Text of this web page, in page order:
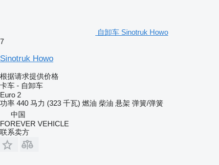
自卸车 Sinotruk Howo
7
Sinotruk Howo
根据请求提供价格
卡车 - 自卸车
Euro 2
功率 440 马力 (323 千瓦) 燃油 柴油 悬架 弹簧/弹簧
中国
FOREVER VEHICLE
联系卖方